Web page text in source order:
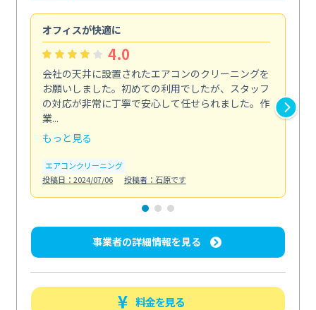
オフィスが快適に
4.0
会社の天井に設置されたエアコンのクリーニングを
お願いしました。初めての利用でしたが、スタッフ
の対応が非常に丁寧で安心して任せられました。作
業...
もっと見る
エアコンクリーニング
投稿日：2024/07/06
投稿者：石原です
事業者の詳細情報を見る
料金を見る